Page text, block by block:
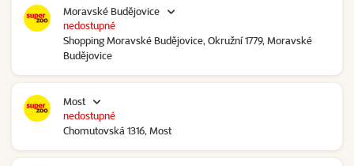
Moravské Budějovice
Shopping Moravské Budějovice, Okružní 1779, Moravské
Budějovice
nedostupné
Most
Chomutovská 1316, Most
nedostupné